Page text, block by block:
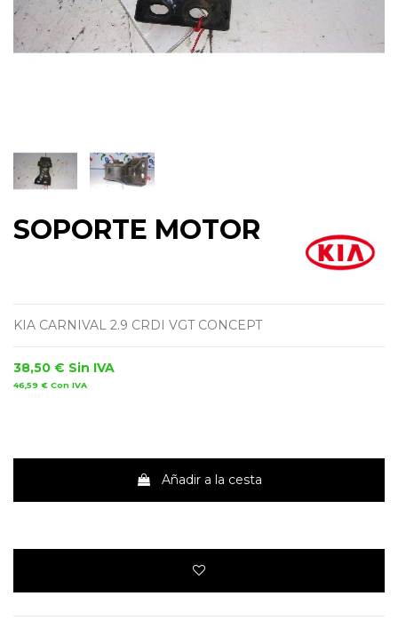
SOPORTE MOTOR
KIA CARNIVAL 2.9 CRDI VGT CONCEPT
38,50 € Sin IVA
46,59 € Con IVA
Añadir a la cesta